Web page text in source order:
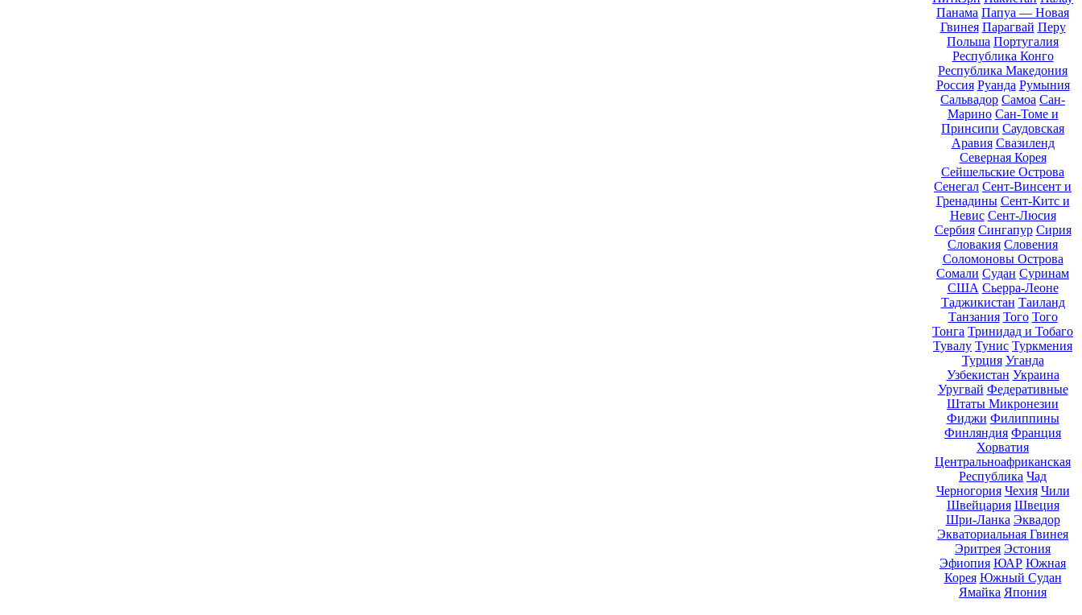
Панама Папуа — Новая
Гвинея Парагвай Перу
Польша Португалия
Республика Конго
Республика Македония
Россия Руанда Румыния
Сальвадор Самоа Сан-
Марино Сан-Томе и
Принсипи Саудовская
Аравия Свазиленд
Северная Корея
Сейшельские Острова
Сенегал Сент-Винсент и
Гренадины Сент-Китс и
Невис Сент-Люсия
Сербия Сингапур Сирия
Словакия Словения
Соломоновы Острова
Сомали Судан Суринам
США Сьерра-Леоне
Таджикистан Таиланд
Танзания Того Того
Тонга Тринидад и Тобаго
Тувалу Тунис Туркмения
Турция Уганда
Узбекистан Украина
Уругвай Федеративные
Штаты Микронезии
Фиджи Филиппины
Финляндия Франция
Хорватия
Центральноафриканская
Республика Чад
Черногория Чехия Чили
Швейцария Швеция
Шри-Ланка Эквадор
Экваториальная Гвинея
Эритрея Эстония
Эфиопия ЮАР Южная
Корея Южный Судан
Ямайка Япония